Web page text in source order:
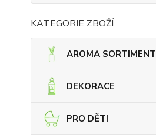
KATEGORIE ZBOŽÍ
AROMA SORTIMENT
DEKORACE
PRO DĚTI